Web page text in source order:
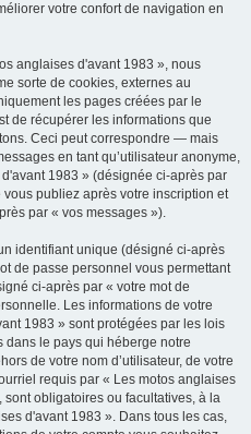
votre confort de navigation en
anglaises d'avant 1983 », nous
sorte de cookies, externes au
les pages créées par le
de récupérer les informations que
Ceci peut correspondre — mais
en tant qu’utilisateur anonyme,
1983 » (désignée ci-après par
publiez après votre inscription et
par « vos messages »).
identifiant unique (désigné ci-après
de passe personnel vous permettant
ci-après par « votre mot de
Les informations de votre
1983 » sont protégées par les lois
le pays qui héberge notre
de votre nom d’utilisateur, de votre
requis par « Les motos anglaises
obligatoires ou facultatives, à la
d'avant 1983 ». Dans tous les cas,